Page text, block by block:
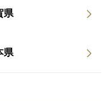
召し上がっていた
中痛みが出ることも
県
県